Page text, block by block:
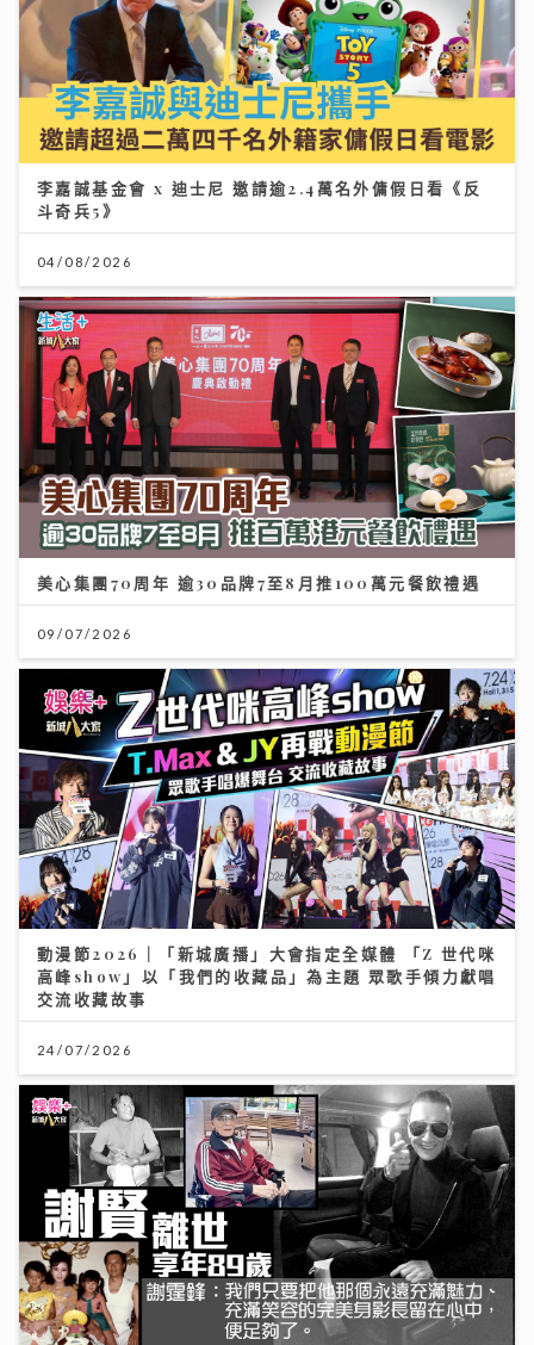
李嘉誠基金會 x 迪士尼 邀請逾2.4萬名外傭假日看《反
斗奇兵5》
04/08/2026
美心集團70周年 逾30品牌7至8月推100萬元餐飲禮遇
09/07/2026
動漫節2026｜「新城廣播」大會指定全媒體 「Z 世代咪
高峰show」以「我們的收藏品」為主題 眾歌手傾力獻唱
交流收藏故事
24/07/2026